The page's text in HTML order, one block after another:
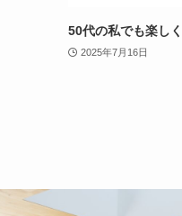
50代の私でも楽し
2025年7月16日